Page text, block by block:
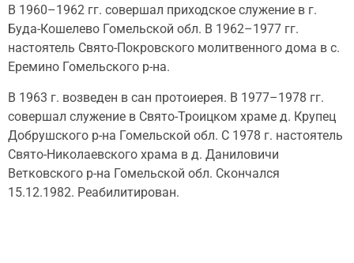
В 1960–1962 гг. совершал приходское служение в г.
Буда-Кошелево Гомельской обл. В 1962–1977 гг.
настоятель Свято-Покровского молитвенного дома в с.
Еремино Гомельского р-на.
В 1963 г. возведен в сан протоиерея. В 1977–1978 гг.
совершал служение в Свято-Троицком храме д. Крупец
Добрушского р-на Гомельской обл. С 1978 г. настоятель
Свято-Николаевского храма в д. Даниловичи
Ветковского р-на Гомельской обл. Скончался
15.12.1982. Реабилитирован.